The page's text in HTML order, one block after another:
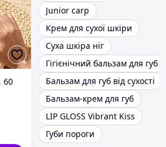
60
Junior carp
Крем для сухої шкіри
Суха шкіра ніг
Гігієнічний бальзам для губ
Бальзам для губ від сухості
Бальзам-крем для губ
LIP GLOSS Vibrant Kiss
Губи пороги